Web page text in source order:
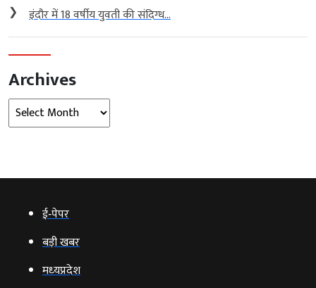
❯ इंदौर में 18 वर्षीय युवती की संदिग्ध...
Archives
Archives
ई‑पेपर
बड़ी खबर
मध्‍यप्रदेश